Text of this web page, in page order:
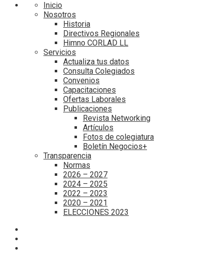
Inicio
Nosotros
Historia
Directivos Regionales
Himno CORLAD LL
Servicios
Actualiza tus datos
Consulta Colegiados
Convenios
Capacitaciones
Ofertas Laborales
Publicaciones
Revista Networking
Artículos
Fotos de colegiatura
Boletín Negocios+
Transparencia
Normas
2026 – 2027
2024 – 2025
2022 – 2023
2020 – 2021
ELECCIONES 2023